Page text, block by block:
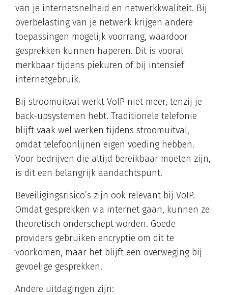
van je internetsnelheid en netwerkkwaliteit. Bij
overbelasting van je netwerk krijgen andere
toepassingen mogelijk voorrang, waardoor
gesprekken kunnen haperen. Dit is vooral
merkbaar tijdens piekuren of bij intensief
internetgebruik.
Bij stroomuitval werkt VoIP niet meer, tenzij je
back-upsystemen hebt. Traditionele telefonie
blijft vaak wel werken tijdens stroomuitval,
omdat telefoonlijnen eigen voeding hebben.
Voor bedrijven die altijd bereikbaar moeten zijn,
is dit een belangrijk aandachtspunt.
Beveiligingsrisico’s zijn ook relevant bij VoIP.
Omdat gesprekken via internet gaan, kunnen ze
theoretisch onderschept worden. Goede
providers gebruiken encryptie om dit te
voorkomen, maar het blijft een overweging bij
gevoelige gesprekken.
Andere uitdagingen zijn: